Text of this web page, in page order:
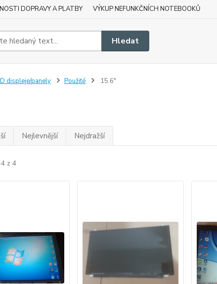
DOPRAVY A PLATBY VÝKUP NEFUNKČNÍCH NOTEBOOKŮ
Hledat
displeje/panely Použité 15.6"
Nejlevnější Nejdražší
z 4